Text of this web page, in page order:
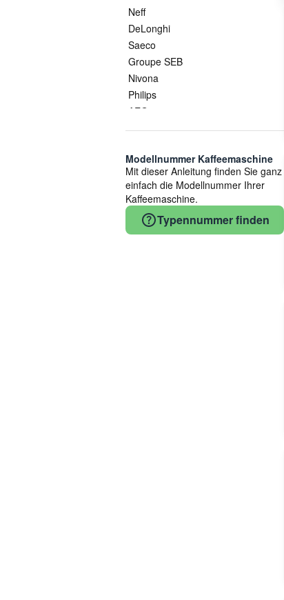
Neff
DeLonghi
Saeco
Groupe SEB
Nivona
Philips
AEG
Smeg
Thomas
Küppersbusch
Whirlpool
COM
Bauknecht
Modellnummer Kaffeemaschine
Mit dieser Anleitung finden Sie ganz
einfach die Modellnummer Ihrer
Kaffeemaschine.
Typennummer finden